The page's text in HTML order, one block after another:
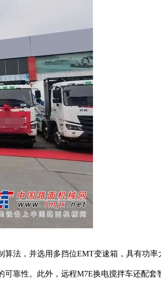
，并选用多挡位EMT变速箱，具有功率
靠性。此外，远程M7E换电搅拌车还配